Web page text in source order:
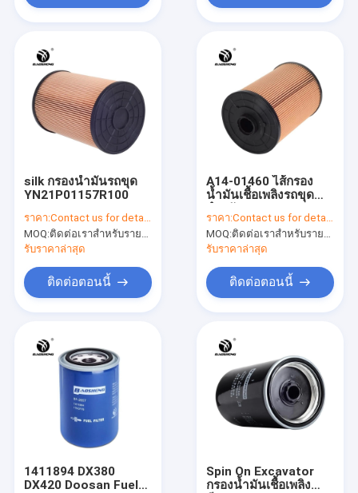
silk กรองน้ำมันรถขุด
YN21P01157R100
ราคา:Contact us for details
MOQ:ติดต่อเราสำหรับรายละเอียด
รับราคาล่าสุด
ติดต่อตอนนี้
A14-01460 ไส้กรอง
น้ำมันเชื้อเพลิงรถขุด
10
ราคา:Contact us for details
MOQ:ติดต่อเราสำหรับรายละเอียด
รับราคาล่าสุด
ติดต่อตอนนี้
1411894 DX380
DX420 Doosan Fuel
Spin On Excavator
กรองน้ำมันเชื้อเพลิง